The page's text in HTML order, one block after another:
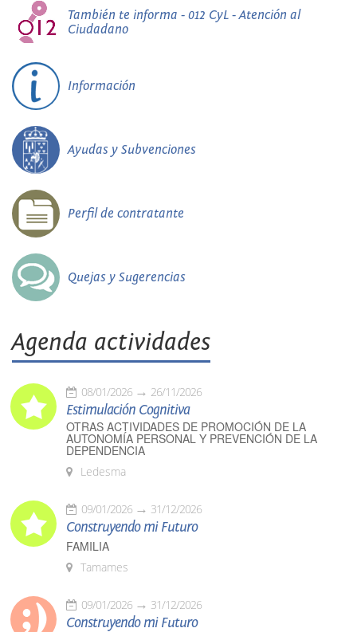
También te informa - 012 CyL - Atención al
Ciudadano
Información
Ayudas y Subvenciones
Perfil de contratante
Quejas y Sugerencias
Agenda actividades
08/01/2026 26/11/2026
Estimulación Cognitiva
OTRAS ACTIVIDADES DE PROMOCIÓN DE LA
AUTONOMÍA PERSONAL Y PREVENCIÓN DE LA
DEPENDENCIA
Ledesma
09/01/2026 31/12/2026
Construyendo mi Futuro
FAMILIA
Tamames
09/01/2026 31/12/2026
Construyendo mi Futuro